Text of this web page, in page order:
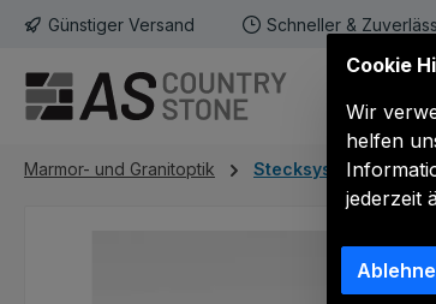
Hauptinhalt springen
Zur Suche springen
Zur Hauptnavigation springen
Günstiger Versand Schneller &
Marmor- und Granitoptik Stecksystem
Cookie
Wir
helfen
jederzeit